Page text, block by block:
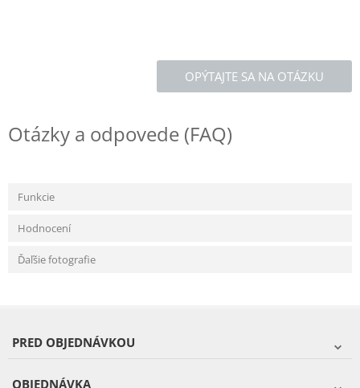
OPÝTAJTE SA NA OTÁZKU
Otázky a odpovede (FAQ)
Funkcie
Hodnocení
Ďaľšie fotografie
PRED OBJEDNÁVKOU
OBJEDNÁVKA